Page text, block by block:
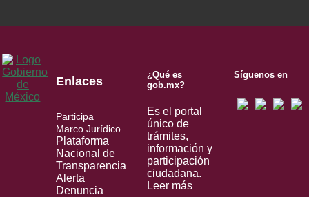
Enlaces
Participa
Marco Jurídico
Plataforma
Nacional de
Transparencia
Alerta
Denuncia
¿Qué es
gob.mx?
Es el portal
único de
trámites,
información y
participación
ciudadana.
Leer más
Síguenos en